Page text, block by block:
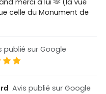
merci à lui 🫶 (la vue
celle du Monument de
publié sur Google
Avis publié sur Google